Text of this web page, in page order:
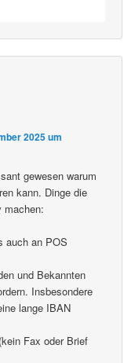
2025 um
gewesen warum
kann. Dinge die
auch an POS
und Bekannten
Insbesondere
lange IBAN
Fax oder Brief